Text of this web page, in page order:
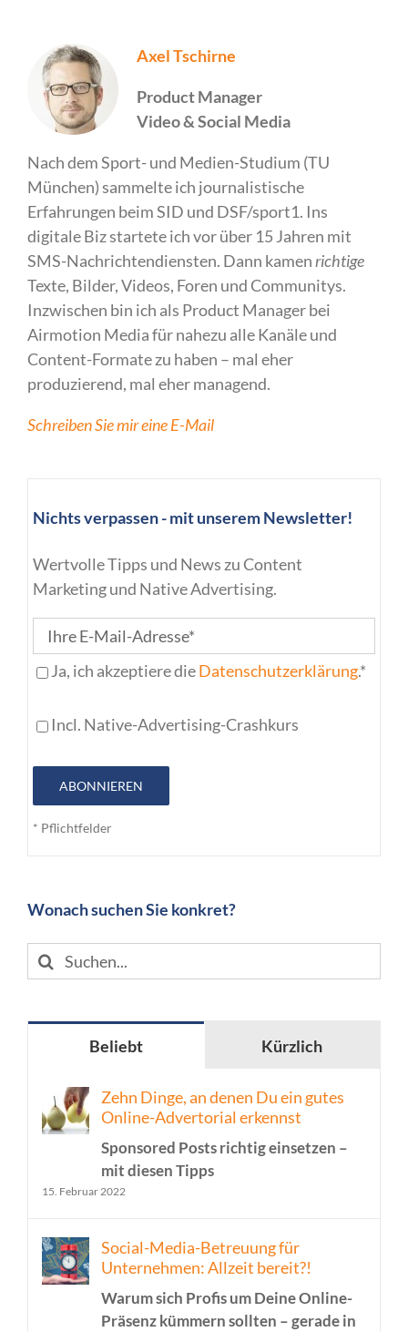
Axel Tschirne
Product Manager
Video & Social Media
Nach dem Sport- und Medien-Studium (TU
München) sammelte ich journalistische
Erfahrungen beim SID und DSF/sport1. Ins
digitale Biz startete ich vor über 15 Jahren mit
SMS-Nachrichtendiensten. Dann kamenrichtige
Texte, Bilder, Videos, Foren und Communitys.
Inzwischen bin ich als Product Manager bei
Airmotion Media für nahezu alle Kanäle und
Content-Formate zu haben – mal eher
produzierend, mal eher managend.
Schreiben Sie mir eine E-Mail
Nichts verpassen - mit unserem Newsletter!
Wertvolle Tipps und News zu Content
Marketing und Native Advertising.
Ja, ich akzeptiere dieDatenschutzerklärung.*
Incl. Native-Advertising-Crashkurs
ABONNIEREN
* Pflichtfelder
Wonach suchen Sie konkret?
Suche
nach:
Beliebt Kürzlich
Zehn Dinge, an denen Du ein gutes
Online-Advertorial erkennst
Sponsored Posts richtig einsetzen –
mit diesen Tipps
15. Februar 2022
Social-Media-Betreuung für
Unternehmen: Allzeit bereit?!
Warum sich Profis um Deine Online-
Präsenz kümmern sollten – gerade in